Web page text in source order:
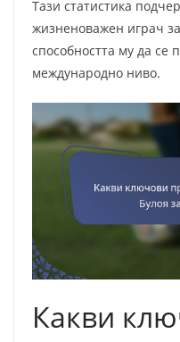
Тази статистика
жизненоважен играч
способността му да се
международно ниво.
Какви